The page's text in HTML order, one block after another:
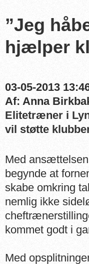
”Jeg
hjælper
03-05-2013
Af: Anna
Elitetræner i
vil støtte
Med
begynde at
skabe omkring
nemlig ikke
kommet godt i
Med